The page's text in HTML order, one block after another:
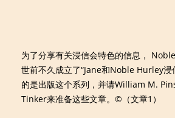
为了分享有关浸信会特色的信息，
世前不久成立了“Jane和Noble Hurley浸
的是出版这个系列，并请William M.
Tinker来准备这些文章。©（文章1）